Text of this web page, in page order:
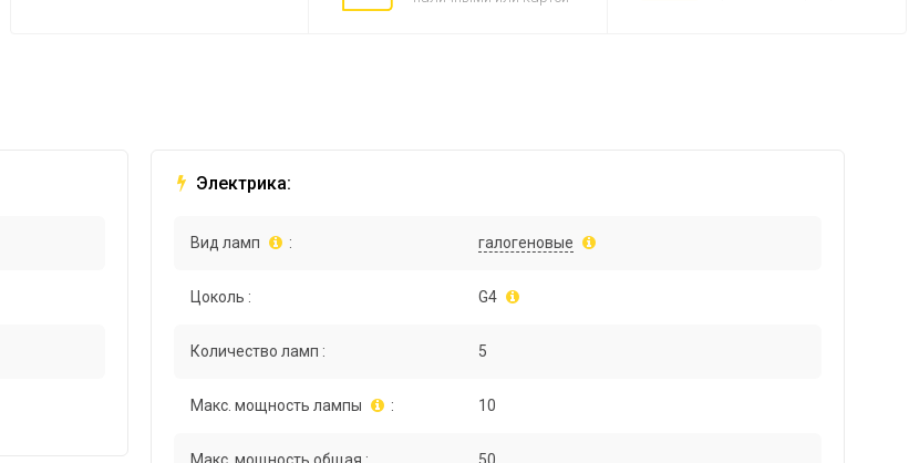
Электрика:
Вид ламп : галогеновые
Цоколь : G4
Количество ламп : 5
Макс. мощность лампы : 10